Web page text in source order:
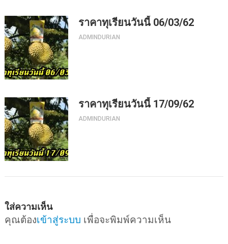
ราคาทุเรียนวันนี้ 06/03/62
ADMINDURIAN
ราคาทุเรียนวันนี้ 17/09/62
ADMINDURIAN
ใส่ความเห็น
คุณต้องเข้าสู่ระบบ เพื่อจะพิมพ์ความเห็น